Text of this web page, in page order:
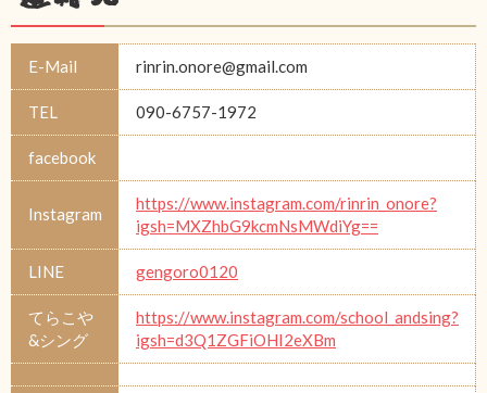
E-Mail rinrin.onore@gmail.com
TEL 090-6757-1972
facebook
Instagram
https://www.instagram.com/rinrin_onore?
igsh=MXZhbG9kcmNsMWdiYg==
LINE gengoro0120
てらこや
&シング
https://www.instagram.com/school_andsing?
igsh=d3Q1ZGFiOHI2eXBm